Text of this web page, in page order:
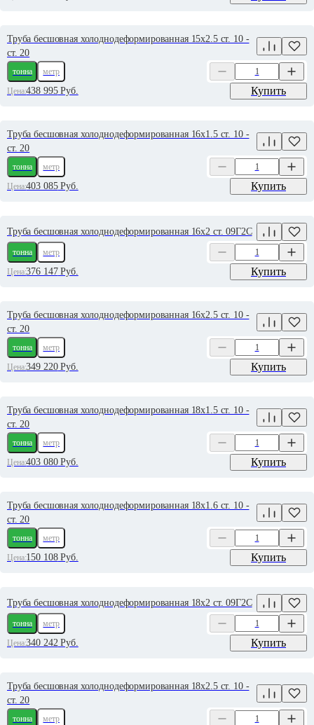
Труба бесшовная холоднодеформированная 15х2.5 ст. 10 -
ст. 20
тонна
метр
Цена:438 995Руб. Купить
Труба бесшовная холоднодеформированная 16х1.5 ст. 10 -
ст. 20
тонна
метр
Цена:403 085Руб. Купить
Труба бесшовная холоднодеформированная 16х2 ст. 09Г2С
тонна
метр
Цена:376 147Руб. Купить
Труба бесшовная холоднодеформированная 16х2.5 ст. 10 -
ст. 20
тонна
метр
Цена:349 220Руб. Купить
Труба бесшовная холоднодеформированная 18х1.5 ст. 10 -
ст. 20
тонна
метр
Цена:403 080Руб. Купить
Труба бесшовная холоднодеформированная 18х1.6 ст. 10 -
ст. 20
тонна
метр
Цена:150 108Руб. Купить
Труба бесшовная холоднодеформированная 18х2 ст. 09Г2С
тонна
метр
Цена:340 242Руб. Купить
Труба бесшовная холоднодеформированная 18х2.5 ст. 10 -
ст. 20
тонна
метр